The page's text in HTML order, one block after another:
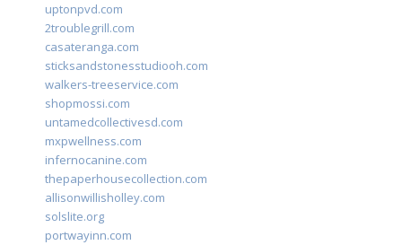
uptonpvd.com
2troublegrill.com
casateranga.com
sticksandstonesstudiooh.com
walkers-treeservice.com
shopmossi.com
untamedcollectivesd.com
mxpwellness.com
infernocanine.com
thepaperhousecollection.com
allisonwillisholley.com
solslite.org
portwayinn.com